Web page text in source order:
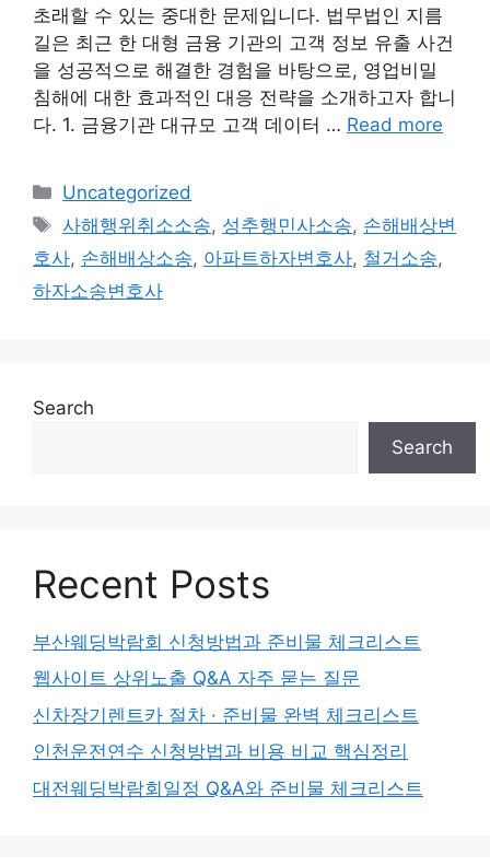
초래할 수 있는 중대한 문제입니다. 법무법인 지름
길은 최근 한 대형 금융 기관의 고객 정보 유출 사건
을 성공적으로 해결한 경험을 바탕으로, 영업비밀
침해에 대한 효과적인 대응 전략을 소개하고자 합니
다. 1. 금융기관 대규모 고객 데이터 … Read more
Categories
Uncategorized
Tags
사해행위취소소송, 성추행민사소송, 손해배상변
호사, 손해배상소송, 아파트하자변호사, 철거소송,
하자소송변호사
Search
Search
Recent Posts
부산웨딩박람회 신청방법과 준비물 체크리스트
웹사이트 상위노출 Q&A 자주 묻는 질문
신차장기렌트카 절차 · 준비물 완벽 체크리스트
인천운전연수 신청방법과 비용 비교 핵심정리
대전웨딩박람회일정 Q&A와 준비물 체크리스트